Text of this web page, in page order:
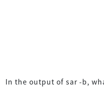
In the output of sar -b,